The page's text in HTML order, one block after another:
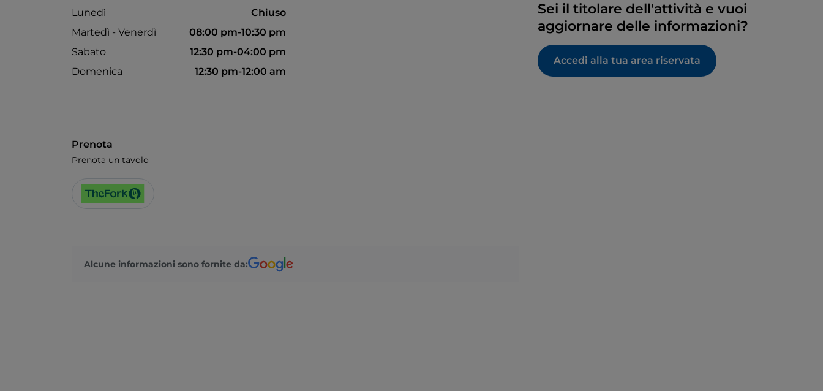
Lunedì
Chiuso
Martedì - Venerdì
08:00 pm-10:30 pm
Sabato
12:30 pm-04:00 pm
Domenica
12:30 pm-12:00 am
Prenota
Prenota un tavolo
Alcune informazioni sono fornite da:
Sei il titolare dell'attività e vuoi
aggiornare delle informazioni?
Accedi alla tua area riservata